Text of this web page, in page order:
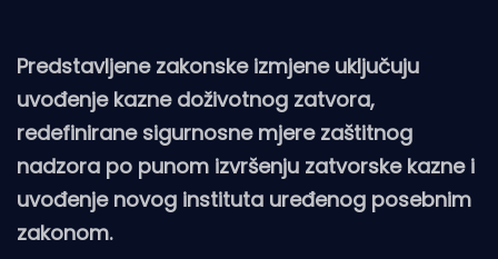
Predstavljene zakonske izmjene uključuju
uvođenje kazne doživotnog zatvora,
redefinirane sigurnosne mjere zaštitnog
nadzora po punom izvršenju zatvorske kazne i
uvođenje novog instituta uređenog posebnim
zakonom.